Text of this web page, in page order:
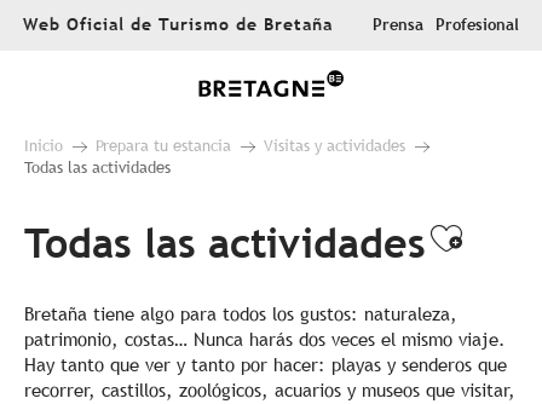
AllerWeb Oficial de Turismo de Bretaña Prensa Profesional
Inicio Prepara tu estancia
Visitas y actividades
Todas las actividades
Todas las actividades
Bretaña tiene algo para todos los gustos: naturaleza,
patrimonio, costas… Nunca harás dos veces el mismo viaje.
Hay tanto que ver y tanto por hacer: playas y senderos que
recorrer, castillos, zoológicos, acuarios y museos que visitar,